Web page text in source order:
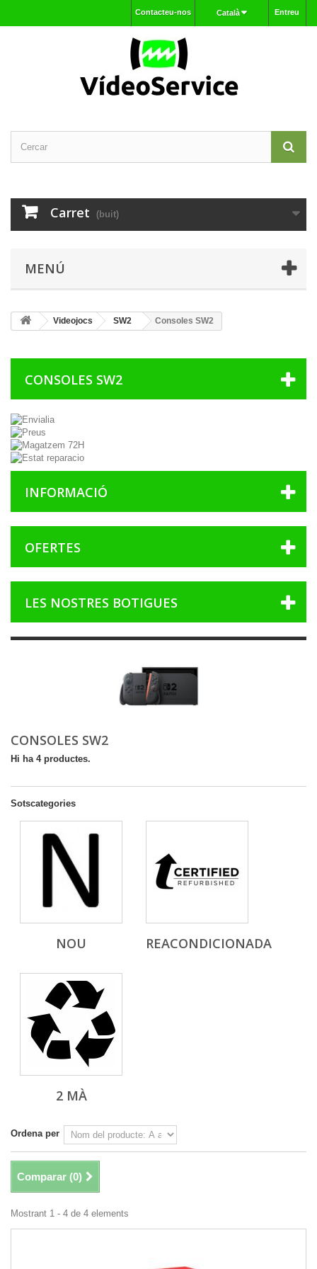
Entreu
Català
Contacteu-nos
Carret (buit)
MENÚ
Videojocs SW2 Consoles SW2
CONSOLES SW2
INFORMACIÓ
OFERTES
LES NOSTRES BOTIGUES
CONSOLES SW2
Hi ha 4 productes.
Sotscategories
NOU REACONDICIONADA
2 MÀ
Ordena per
Comparar (0)
Mostrant 1 - 4 de 4 elements